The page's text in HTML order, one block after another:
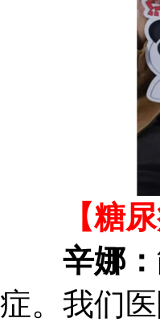
【糖尿
辛娜：
症。我们